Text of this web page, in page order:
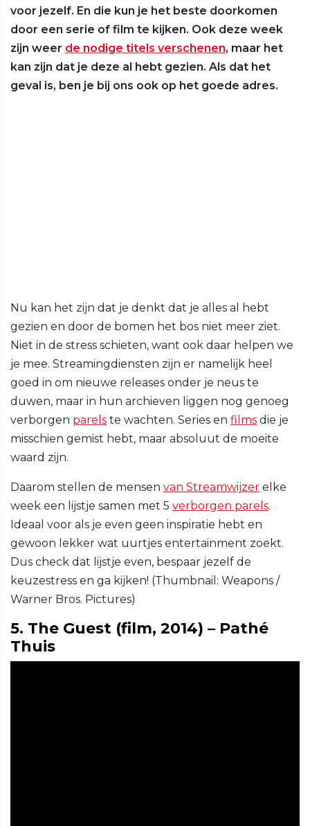
voor jezelf. En die kun je het beste doorkomen
door een serie of film te kijken. Ook deze week
zijn weer de nodige titels verschenen, maar het
kan zijn dat je deze al hebt gezien. Als dat het
geval is, ben je bij ons ook op het goede adres.
Nu kan het zijn dat je denkt dat je alles al hebt
gezien en door de bomen het bos niet meer ziet.
Niet in de stress schieten, want ook daar helpen we
je mee. Streamingdiensten zijn er namelijk heel
goed in om nieuwe releases onder je neus te
duwen, maar in hun archieven liggen nog genoeg
verborgen parels te wachten. Series en films die je
misschien gemist hebt, maar absoluut de moeite
waard zijn.
Daarom stellen de mensen van Streamwijzer elke
week een lijstje samen met 5 verborgen parels.
Ideaal voor als je even geen inspiratie hebt en
gewoon lekker wat uurtjes entertainment zoekt.
Dus check dat lijstje even, bespaar jezelf de
keuzestress en ga kijken! (Thumbnail: Weapons /
Warner Bros. Pictures)
5. The Guest (film, 2014) – Pathé
Thuis